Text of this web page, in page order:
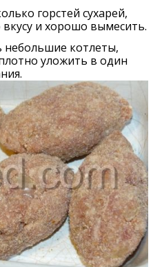
горстей сухарей,
и хорошо вымесить.
котлеты,
уложить в один